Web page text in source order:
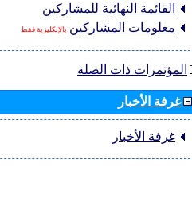
القائمة النهائية للمشاركين
معلومات المشاركين بالإنكليزية فقط
المؤتمرات ذات الصلة
غرفة الأخبار
غرفة الأخبار